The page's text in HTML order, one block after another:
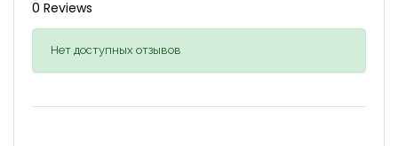
0 Reviews
Нет доступных отзывов